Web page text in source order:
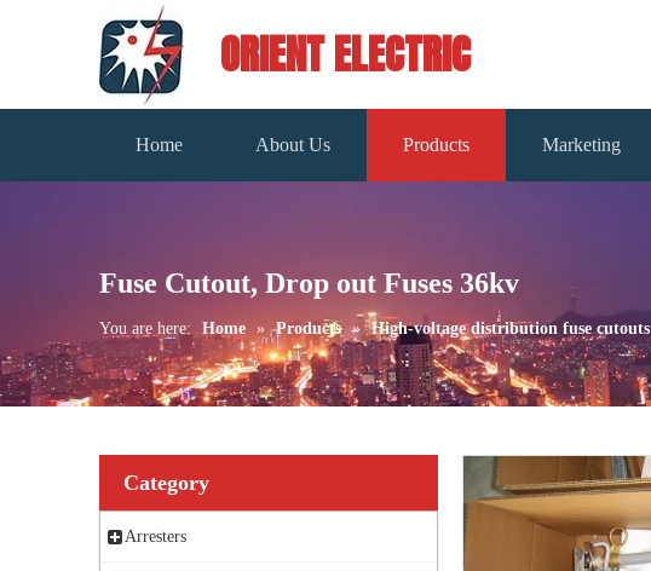
ORIENT ELECTRIC
Home About Us Products Marketing
Fuse Cutout, Drop out Fuses 36kv
You are here: Home » Products » High-voltage distribution fuse cutouts
Category
Arresters